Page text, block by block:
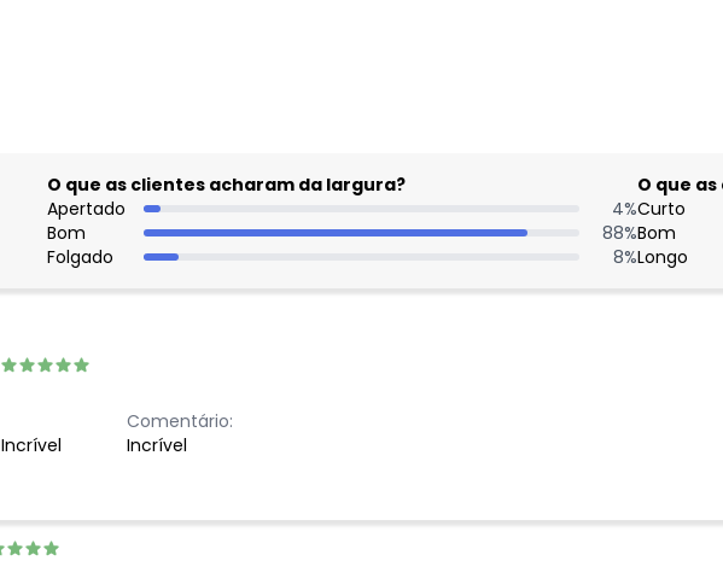
O que as clientes acharam da largura?
Apertado
4%
Bom
88%
Folgado
8%
O que
Curto
Bom
Longo
Incrível
Comentário:
Incrível